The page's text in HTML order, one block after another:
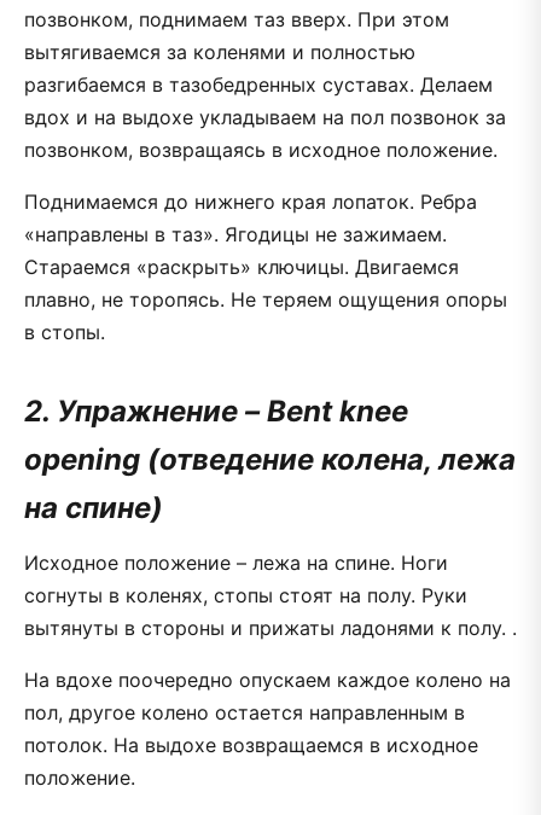
позвонком, поднимаем таз вверх. При этом
вытягиваемся за коленями и полностью
разгибаемся в тазобедренных суставах. Делаем
вдох и на выдохе укладываем на пол позвонок за
позвонком, возвращаясь в исходное положение.
Поднимаемся до нижнего края лопаток. Ребра
«направлены в таз». Ягодицы не зажимаем.
Стараемся «раскрыть» ключицы. Двигаемся
плавно, не торопясь. Не теряем ощущения опоры
в стопы.
2. Упражнение – Bent knee
opening (отведение колена, лежа
на спине)
Исходное положение – лежа на спине. Ноги
согнуты в коленях, стопы стоят на полу. Руки
вытянуты в стороны и прижаты ладонями к полу. .
На вдохе поочередно опускаем каждое колено на
пол, другое колено остается направленным в
потолок. На выдохе возвращаемся в исходное
положение.